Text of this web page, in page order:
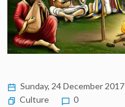
Sunday, 24 December 2017
Culture
0